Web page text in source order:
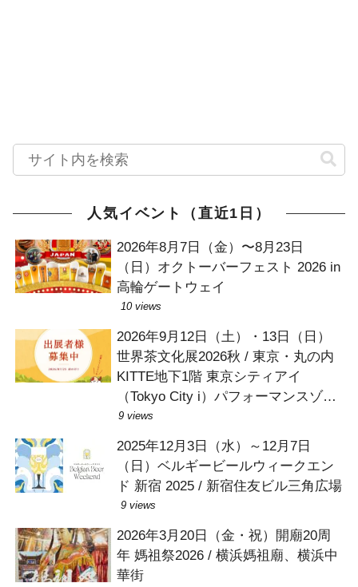
人気イベント（直近1日）
2026年8月7日（金）〜8月23日
（日）オクトーバーフェスト 2026 in
高輪ゲートウェイ
10 views
2026年9月12日（土）・13日（日）
世界茶文化展2026秋 / 東京・丸の内
KITTE地下1階 東京シティアイ
（Tokyo City i）パフォーマンスゾー
ン
9 views
2025年12月3日（水）～12月7日
（日）ベルギービールウィークエン
ド 新宿 2025 / 新宿住友ビル三角広場
9 views
2026年3月20日（金・祝）開廟20周
年 媽祖祭2026 / 横浜媽祖廟、横浜中
華街